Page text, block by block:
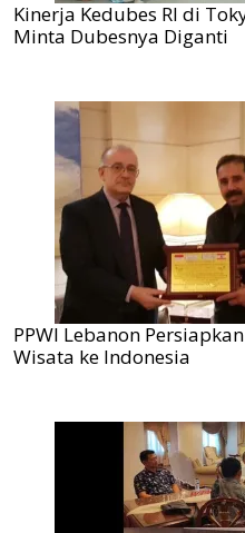
Kinerja Kedubes RI di
Minta Dubesnya Diganti
PPWI Lebanon
Wisata ke Indonesia